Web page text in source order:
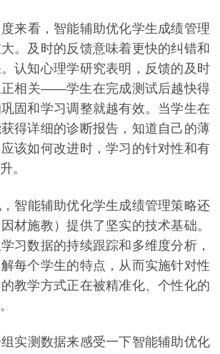
看，智能辅助优化学生成绩管理
。及时的反馈意味着更快的纠错和
认知心理学研究表明，反馈的及时
正相关——学生在完成测试后越快得
固和学习调整就越有效。当学生在
得详细的诊断报告，知道自己的薄
该如何改进时，学习的针对性和有
。
能辅助优化学生成绩管理策略还
材施教）提供了坚实的技术基础。
习数据的持续跟踪和多维度分析，
每个学生的特点，从而实施针对性
教学方式正在被精准化、个性化的
测数据来感受一下智能辅助优化